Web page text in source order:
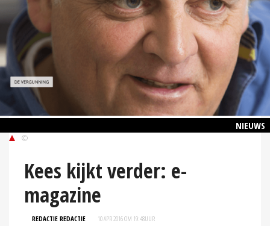
NIEUWS
©
Kees kijkt verder: e-
magazine
REDACTIE REDACTIE 10 APR 2016 OM 19:48UUR